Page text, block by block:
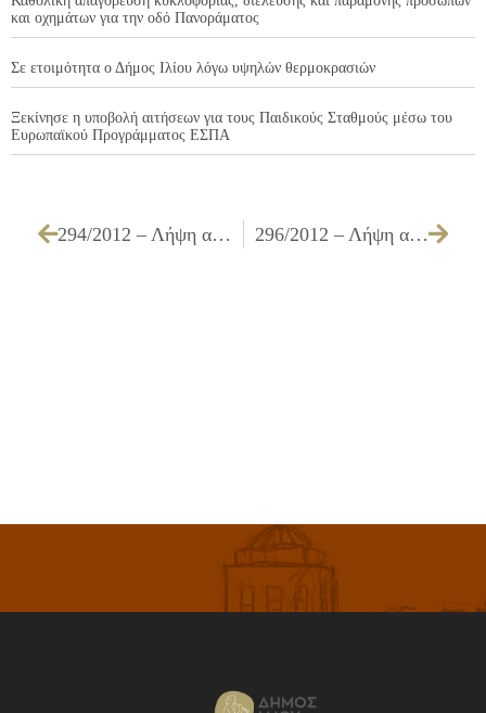
και οχημάτων για την οδό Πανοράματος
Σε ετοιμότητα ο Δήμος Ιλίου λόγω υψηλών θερμοκρασιών
Ξεκίνησε η υποβολή αιτήσεων για τους Παιδικούς Σταθμούς μέσω του
Ευρωπαϊκού Προγράμματος ΕΣΠΑ
294/2012 – Λήψη απόφασης για την έγκριση Πρωτοκόλλου Οριστικής Παραλαβής του έργου ΣΥΝΤΗΡΗΣΗ – ΕΠΙΣΚΕΥΗ ΟΔΟΣΤΡΩΜΑΤΩΝ (ΛΑΚΚΟΥΒΕΣ) ΕΡΓ. Α3/08 296/2012 – Λήψη απόφασης για μετονομασία οδών στην Περιοχή Ραδιοφωνίας